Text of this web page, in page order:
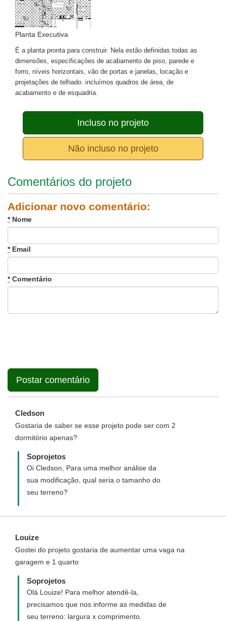
Planta Executiva
É a planta pronta para construir. Nela estão definidas todas as
dimensões, especificações de acabamento de piso, parede e
forro, níveis horizontais, vão de portas e janelas, locação e
projetações de telhado. incluímos quadros de área, de
acabamento e de esquadria.
Incluso no projeto
Não incluso no projeto
Comentários do projeto
Adicionar novo comentário:
*Nome
*Email
*Comentário
Cledson
Gostaria de saber se esse projeto pode ser com 2
dormitório apenas?
Soprojetos
Oi Cledson, Para uma melhor análise da
sua modificação, qual seria o tamanho do
seu terreno?
Louize
Gostei do projeto gostaria de aumentar uma vaga na
garagem e 1 quarto
Soprojetos
Olá Louize! Para melhor atendê-la,
precisamos que nos informe as medidas de
seu terreno: largura x comprimento.